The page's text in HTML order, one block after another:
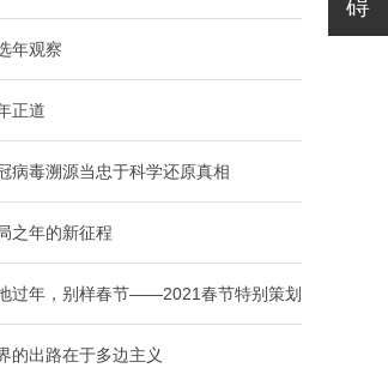
一线
人接力守护老屋“红军标语墙”
年观察
正道
病毒溯源当忠于科学还原真相
之年的新征程
过年，别样春节——2021春节特别策划
的出路在于多边主义
碍